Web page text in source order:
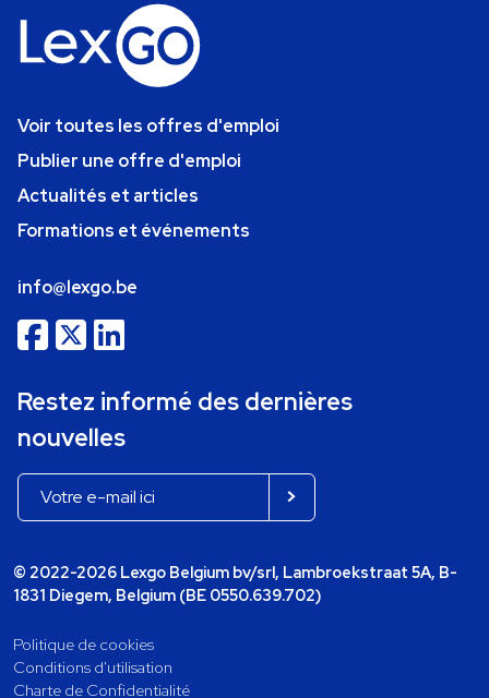
Voir toutes les offres d'emploi
Publier une offre d'emploi
Actualités et articles
Formations et événements
info@lexgo.be
Restez informé des dernières
nouvelles
© 2022-2026 Lexgo Belgium bv/srl, Lambroekstraat 5A, B-
1831 Diegem, Belgium (BE 0550.639.702)
Politique de cookies
Conditions d'utilisation
Charte de Confidentialité